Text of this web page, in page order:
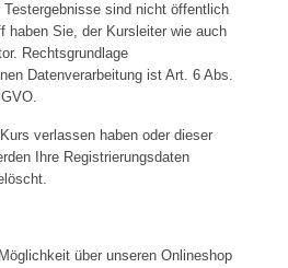
Testergebnisse sind nicht öffentlich
haben Sie, der Kursleiter wie auch
Rechtsgrundlage
Datenverarbeitung ist Art. 6 Abs.
verlassen haben oder dieser
Ihre Registrierungsdaten
.
über unseren Onlineshop